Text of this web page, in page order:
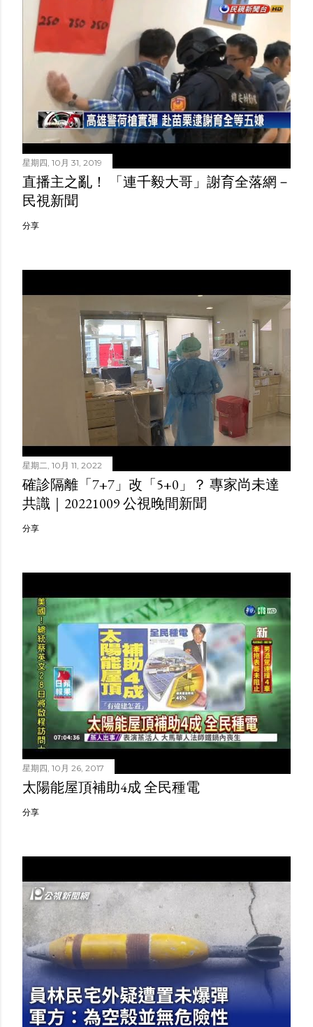
星期四, 10月 31, 2019
直播主之亂！ 「連千毅大哥」謝育全落網－
民視新聞
分享
星期二, 10月 11, 2022
確診隔離「7+7」改「5+0」？ 專家尚未達
共識｜20221009 公視晚間新聞
分享
星期四, 10月 26, 2017
太陽能屋頂補助4成 全民種電
分享